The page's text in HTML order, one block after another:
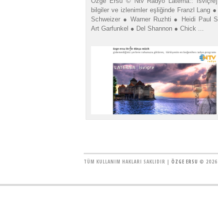
bilgiler ve izlenimler eşliğinde Franzl Lang ●
Schweizer ● Warner Ruzhti ● Heidi Paul
Art Garfunkel ● Del Shannon ● Chick ...
TÜM KULLANIM HAKLARI SAKLIDIR | ÖZGE ERSU © 2026